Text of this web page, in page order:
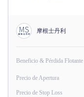
摩根士丹利
Beneficio & Pérdida Flotante
Precio de Apertura
Precio de Stop Loss